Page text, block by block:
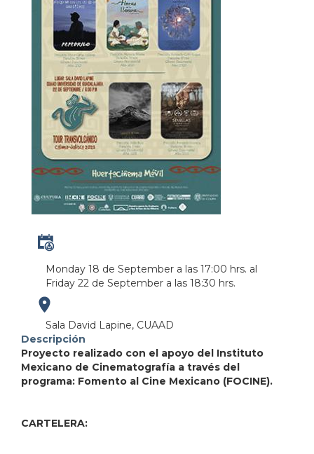
Monday 18 de September a las 17:00 hrs. al
Friday 22 de September a las 18:30 hrs.
Sala David Lapine, CUAAD
Descripción
Proyecto realizado con el apoyo del Instituto
Mexicano de Cinematografía a través del
programa: Fomento al Cine Mexicano (FOCINE).
CARTELERA: